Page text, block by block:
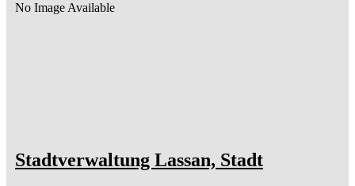
No Image Available
Stadtverwaltung Lassan, Stadt